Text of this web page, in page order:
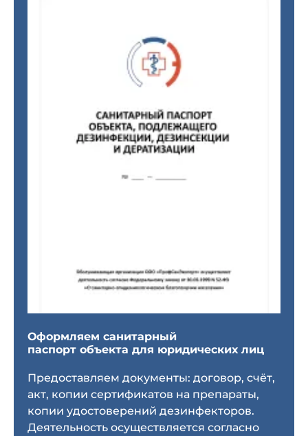
Россия, г. Москва, вн. тёр. г.
муниципальный округ Текстильщики,
Волгоградский пр-т, д. 45, стр. 1,
помещ. I, ком. 103, офис 6 (этаж 7)
772201001
ООО «Банк Точка»
Оформляем санитарный
паспорт объекта для юридических лиц
Предоставляем документы: договор, счёт,
акт, копии сертификатов на препараты,
копии удостоверений дезинфекторов.
Деятельность осуществляется согласно